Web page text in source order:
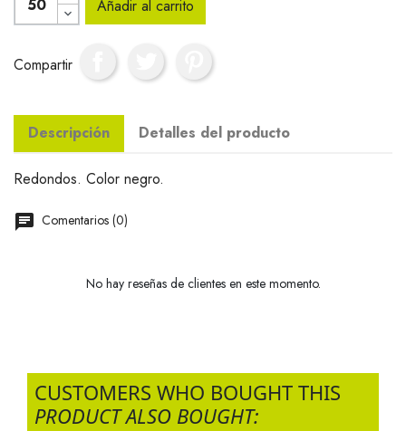
Añadir al carrito
Compartir
Descripción Detalles del producto
Redondos. Color negro.
Comentarios (0)
No hay reseñas de clientes en este momento.
CUSTOMERS WHO BOUGHT THIS
PRODUCT ALSO BOUGHT: